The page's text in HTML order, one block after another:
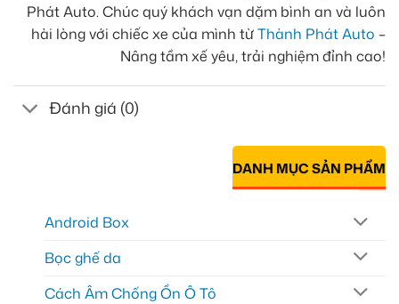
Phát Auto. Chúc quý khách vạn dặm bình an và luôn
hài lòng với chiếc xe của mình từThành Phát Auto –
Nâng tầm xế yêu, trải nghiệm đỉnh cao!
Đánh giá (0)
DANH MỤC SẢN PHẨM
Android Box
Bọc ghế da
Cách Âm Chống Ồn Ô Tô